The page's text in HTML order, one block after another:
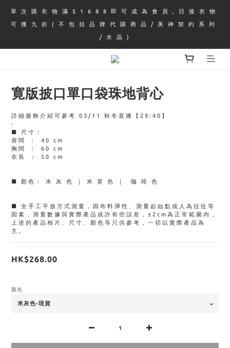
單 次 購 衣 物 滿 $ 1 6 8 8 即 可 成 為 會 員 , 日 後 衣 物
可 獲 九 折 ( 不 包 括 品 牌 代 購 商 品 / 美 神 契 約 系 列
/ 水 晶 )
寛版披口單口袋珠地背心
詳細服飾介紹可參考 03/11 秋冬直播【29:40】
-
■ 尺寸：
肩闊  :  40 cm
胸闊  :  60 cm
衣長  :  50 cm
■ 顏色： 米 灰 色 ｜ 米 黃 色 ｜  咖 啡 色
■ 全手工平放方式測量，因布料彈性、測量起始點或人為拉扯等
因素，測量數據與實際產品或許有些誤差，±2cm為正常範圍內，
上述的產品相片、尺寸、顏色等只供參考，一切以實際產品為
主。
HK$268.00
顏色